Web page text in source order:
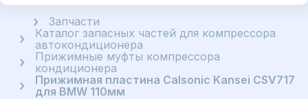
ГлавнаяЗапчасти
Каталог запасных частей для компрессора
автокондиционера
Прижимные муфты компрессора
кондиционера
Прижимная пластина Calsonic Kansei CSV717
для BMW 110мм